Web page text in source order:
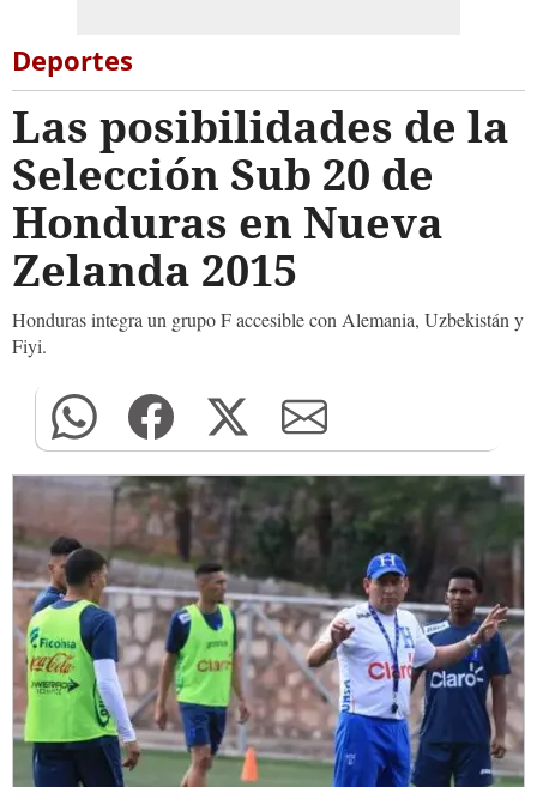
Deportes
Las posibilidades de la
Selección Sub 20 de
Honduras en Nueva
Zelanda 2015
Honduras integra un grupo F accesible con Alemania, Uzbekistán y
Fiyi.